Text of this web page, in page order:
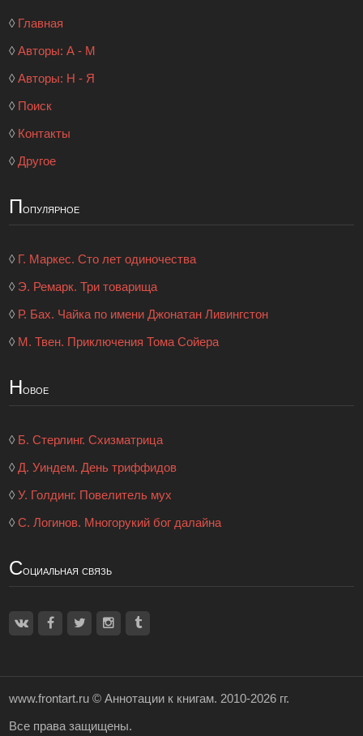
◊ Главная
◊Авторы: А - М
◊Авторы: Н - Я
◊ Поиск
◊ Контакты
◊Другое
Популярное
◊ Г. Маркес. Сто лет одиночества
◊ Э. Ремарк. Три товарища
◊ Р. Бах. Чайка по имени Джонатан Ливингстон
◊ М. Твен. Приключения Тома Сойера
Новое
◊ Б. Стерлинг. Схизматрица
◊Д. Уиндем. День триффидов
◊У. Голдинг. Повелитель мух
◊С. Логинов. Многорукий бог далайна
Социальная связь
www.frontart.ru ©Аннотации к книгам. 2010-2026 гг.
Все права защищены.